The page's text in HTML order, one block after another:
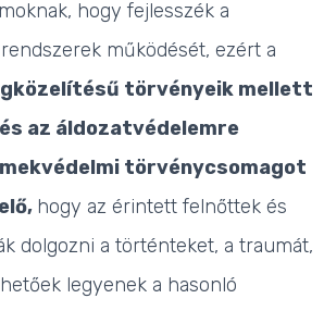
hogy fejlesszék a
működését, ezért a
törvényeik mellett
az áldozatvédelemre
törvénycsomagot
hogy az érintett felnőttek és
dolgozni a történteket, a traumát,
legyenek a hasonló